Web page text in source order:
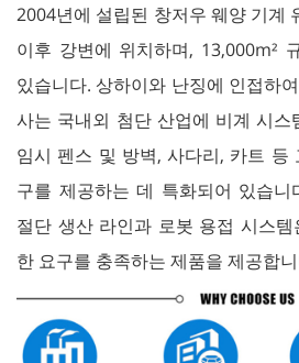
2004년에 설립된 창저우 웨양 기계
이후 강변에 위치하며, 13,000m²
있습니다. 상하이와 난징에 인접하
사는 국내외 첨단 산업에 비계 시스
임시 펜스 및 방벽, 사다리, 카트 등
구를 제공하는 데 특화되어 있습
절단 생산 라인과 로봇 용접 시스
한 요구를 충족하는 제품을 제공합